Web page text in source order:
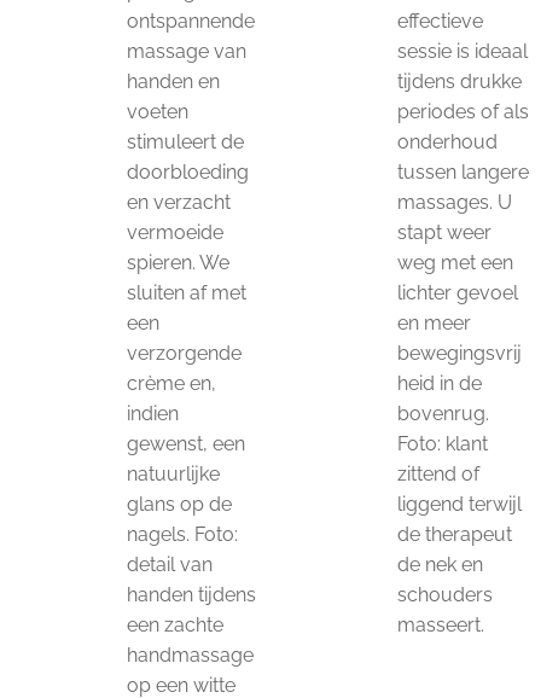
ontspannende
massage van
handen en
voeten
stimuleert de
doorbloeding
en verzacht
vermoeide
spieren. We
sluiten af met
een
verzorgende
crème en,
indien
gewenst, een
natuurlijke
glans op de
nagels. Foto:
detail van
handen tijdens
een zachte
handmassage
op een witte
effectieve
sessie is ideaal
tijdens drukke
periodes of als
onderhoud
tussen langere
massages. U
stapt weer
weg met een
lichter gevoel
en meer
bewegingsvrij
heid in de
bovenrug.
Foto: klant
zittend of
liggend terwijl
de therapeut
de nek en
schouders
masseert.